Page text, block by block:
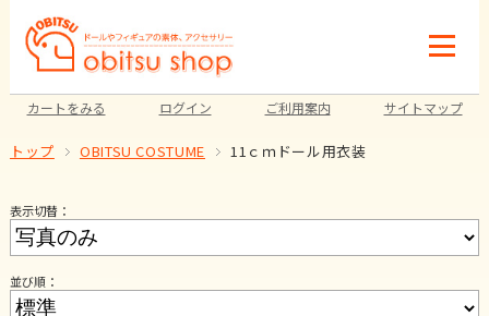
カートをみる ログイン ご利用案内 サイトマップ
トップ OBITSU COSTUME 11ｃｍドール用衣装
表示切替：
並び順：